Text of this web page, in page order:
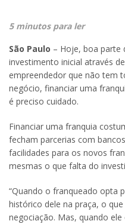
5 minutos para ler
São Paulo – Hoje, boa parte
investimento inicial através
empreendedor que não tem
negócio, financiar uma
é preciso cuidado.
Financiar uma franquia
fecham parcerias com
facilidades para os novos
mesmas o que falta do
“Quando o franqueado opta
histórico dele na praça, o
negociação. Mas, quando